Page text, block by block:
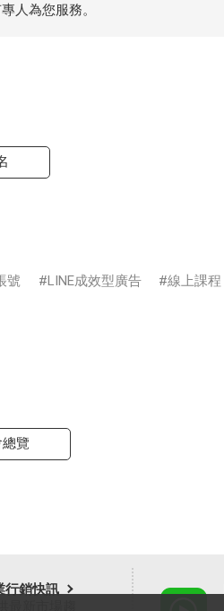
人為您服務。
號 LINE成效型廣告
線上課程
覽
行銷快訊